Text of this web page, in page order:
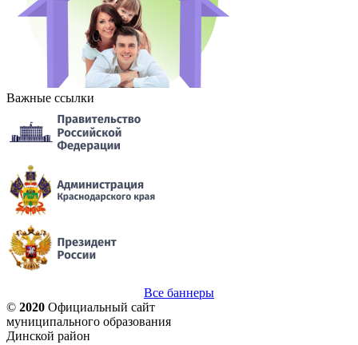
Важные ссылки
Все баннеры
© 2020 Официальный сайт
муниципального образования
Динской район